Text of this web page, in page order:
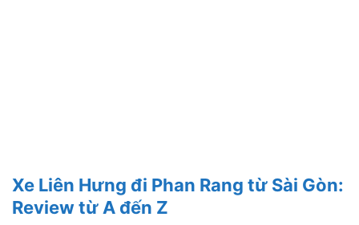
Xe Liên Hưng đi Phan Rang từ Sài Gòn:
Review từ A đến Z